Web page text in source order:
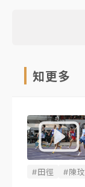
知更多
#田徑 #陳